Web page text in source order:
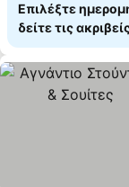
Επιλέξτε
δείτε τις